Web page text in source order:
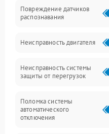
Счёт банкнот
Шум и механика
Повреждение датчиков
распознавания
Неисправность двигателя
Неисправность системы
защиты от перегрузок
Поломка системы
автоматического
отключения